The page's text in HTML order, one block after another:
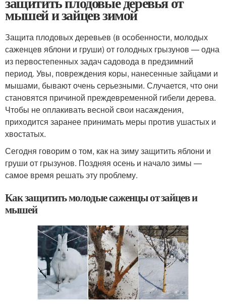
мышей и зайцев зимой
Защита плодовых деревьев (в особенности, молодых
саженцев яблони и груши) от голодных грызунов — одна
из первостепенных задач садовода в предзимний
период. Увы, повреждения коры, нанесенные зайцами и
мышами, бывают очень серьезными. Случается, что они
становятся причиной преждевременной гибели дерева.
Чтобы не оплакивать весной свои насаждения,
приходится заранее принимать меры против ушастых и
хвостатых.
Сегодня говорим о том, как на зиму защитить яблони и
груши от грызунов. Поздняя осень и начало зимы —
самое время решать эту проблему.
Как защитить молодые саженцы от зайцев и
мышей